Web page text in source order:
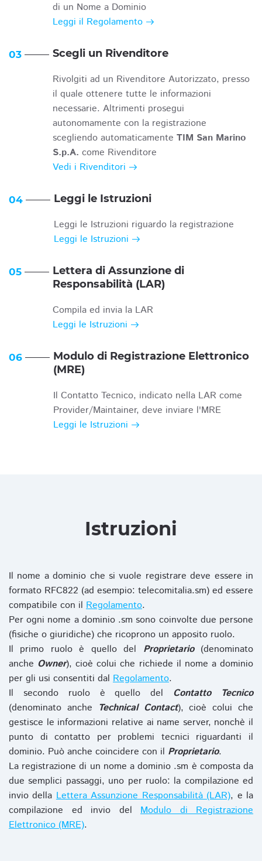
di un Nome a Dominio
Leggi il Regolamento
03 Scegli un Rivenditore
Rivolgiti ad un Rivenditore Autorizzato, presso
il quale ottenere tutte le informazioni
necessarie. Altrimenti prosegui
autonomamente con la registrazione
scegliendo automaticamente TIM San Marino
S.p.A. come Rivenditore
Vedi i Rivenditori
04 Leggi le Istruzioni
Leggi le Istruzioni riguardo la registrazione
Leggi le Istruzioni
05
Lettera di Assunzione di
Responsabilità (LAR)
Compila ed invia la LAR
Leggi le Istruzioni
06
Modulo di Registrazione Elettronico
(MRE)
Il Contatto Tecnico, indicato nella LAR come
Provider/Maintainer, deve inviare l'MRE
Leggi le Istruzioni
Istruzioni
Il nome a dominio che si vuole registrare deve essere in
formato RFC822 (ad esempio: telecomitalia.sm) ed essere
compatibile con il Regolamento.
Per ogni nome a dominio .sm sono coinvolte due persone
(fisiche o giuridiche) che ricoprono un apposito ruolo.
Il primo ruolo è quello del Proprietario(denominato
anche Owner), cioè colui che richiede il nome a dominio
per gli usi consentiti dal Regolamento.
Il secondo ruolo è quello del Contatto Tecnico
(denominato anche Technical Contact), cioè colui che
gestisce le informazioni relative ai name server, nonchè il
punto di contatto per problemi tecnici riguardanti il
dominio. Può anche coincidere con il Proprietario.
La registrazione di un nome a dominio .sm è composta da
due semplici passaggi, uno per ruolo: la compilazione ed
invio dellaLettera Assunzione Responsabilità (LAR), e la
compilazione ed invio del Modulo di Registrazione
Elettronico (MRE).